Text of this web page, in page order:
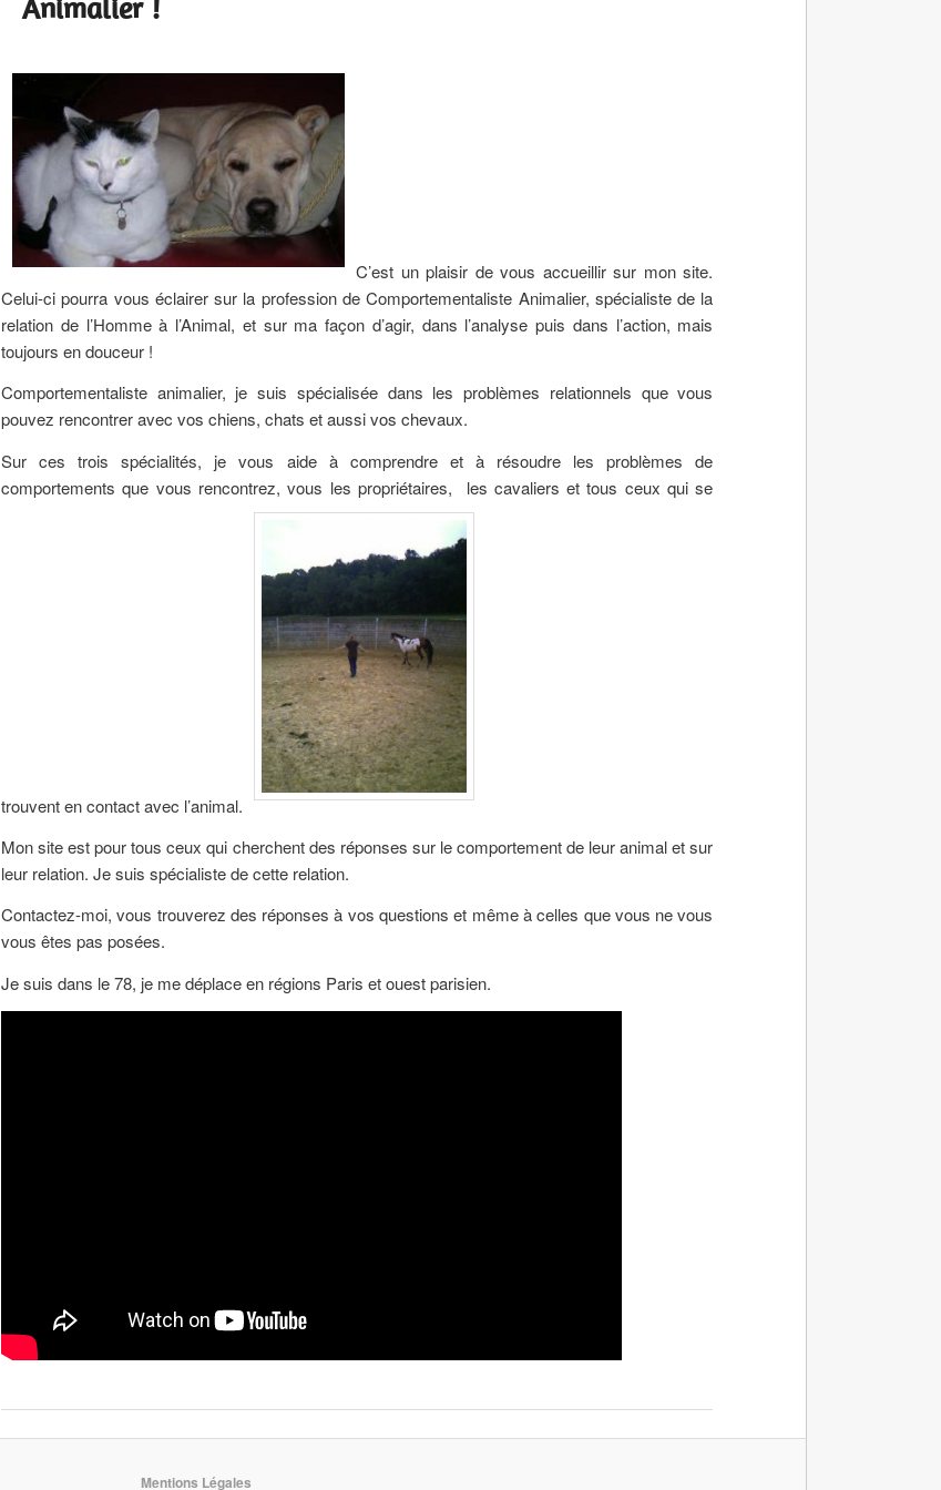
Animalier !
C’est un plaisir de vous accueillir sur mon site.
Celui-ci pourra vous éclairer sur la profession de Comportementaliste Animalier, spécialiste de la
relation de l’Homme à l’Animal, et sur ma façon d’agir, dans l’analyse puis dans l’action, mais
toujours en douceur !
Comportementaliste animalier, je suis spécialisée dans les problèmes relationnels que vous
pouvez rencontrer avec vos chiens, chats et aussi vos chevaux.
Sur ces trois spécialités, je vous aide à comprendre et à résoudre les problèmes de
comportements que vous rencontrez, vous les propriétaires, les cavaliers et tous ceux qui se
trouvent en contact avec l’animal.
Mon site est pour tous ceux qui cherchent des réponses sur le comportement de leur animal et sur
leur relation. Je suis spécialiste de cette relation.
Contactez-moi, vous trouverez des réponses à vos questions et même à celles que vous ne vous
vous êtes pas posées.
Je suis dans le 78, je me déplace en régions Paris et ouest parisien.
Mentions Légales